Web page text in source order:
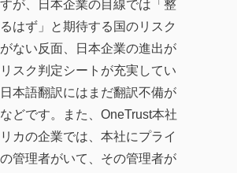
が、日本企業の目線では「整
はず」と期待する国のリスク
ない反面、日本企業の進出が
スク判定シートが充実してい
本語翻訳にはまだ翻訳不備が
どです。また、OneTrust本社
カの企業では、本社にプライ
管理者がいて、その管理者が